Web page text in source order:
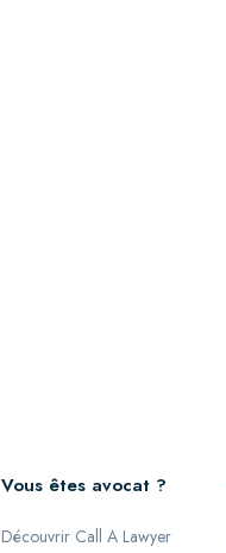
Vous êtes avocat ?
Découvrir Call A Lawyer